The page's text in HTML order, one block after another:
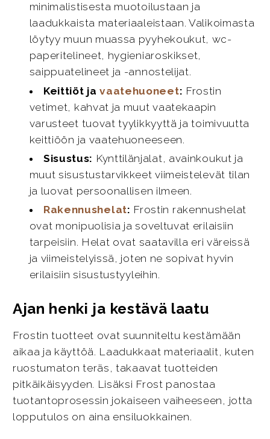
minimalistisesta muotoilustaan ja
laadukkaista materiaaleistaan. Valikoimasta
löytyy muun muassa pyyhekoukut, wc-
paperitelineet, hygieniaroskikset,
saippuatelineet ja -annostelijat.
Keittiöt javaatehuoneet: Frostin
vetimet, kahvat ja muut vaatekaapin
varusteet tuovat tyylikkyyttä ja toimivuutta
keittiöön ja vaatehuoneeseen.
Sisustus: Kynttilänjalat, avainkoukut ja
muut sisustustarvikkeet viimeistelevät tilan
ja luovat persoonallisen ilmeen.
Rakennushelat: Frostin rakennushelat
ovat monipuolisia ja soveltuvat erilaisiin
tarpeisiin. Helat ovat saatavilla eri väreissä
ja viimeistelyissä, joten ne sopivat hyvin
erilaisiin sisustustyyleihin.
Ajan henki ja kestävä laatu
Frostin tuotteet ovat suunniteltu kestämään
aikaa ja käyttöä. Laadukkaat materiaalit, kuten
ruostumaton teräs, takaavat tuotteiden
pitkäikäisyyden. Lisäksi Frost panostaa
tuotantoprosessin jokaiseen vaiheeseen, jotta
lopputulos on aina ensiluokkainen.